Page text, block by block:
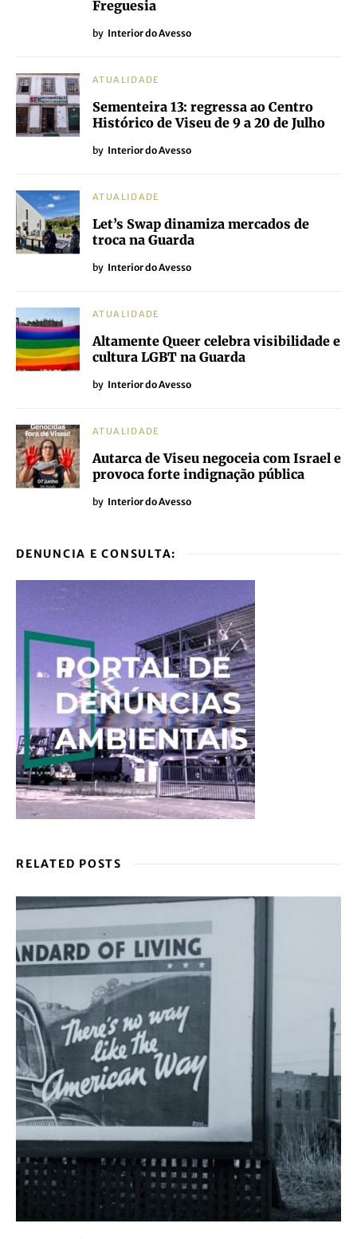
Freguesia
by Interior do Avesso
ATUALIDADE
Sementeira 13: regressa ao Centro
Histórico de Viseu de 9 a 20 de Julho
by Interior do Avesso
ATUALIDADE
Let’s Swap dinamiza mercados de
troca na Guarda
by Interior do Avesso
ATUALIDADE
Altamente Queer celebra visibilidade e
cultura LGBT na Guarda
by Interior do Avesso
ATUALIDADE
Autarca de Viseu negoceia com Israel e
provoca forte indignação pública
by Interior do Avesso
DENUNCIA E CONSULTA:
RELATED POSTS